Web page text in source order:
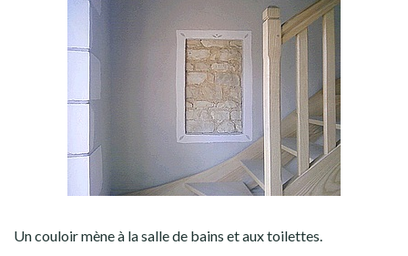
Un couloir mène à la salle de bains et aux toilettes.